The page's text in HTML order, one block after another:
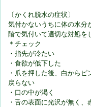
〔かくれ脱水の症状〕
気付かないうちに体の水分
階で気付いて適切な対処を
＊チェック
・指先が冷たい
・食欲が低下した
・爪を押した後、白から
戻らない
・口の中が渇く
・舌の表面に光沢が無く、